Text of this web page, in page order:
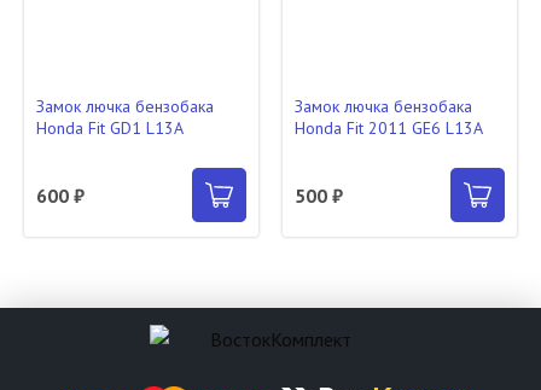
Замок лючка бензобака
Honda Fit GD1 L13A
600 ₽
Замок лючка бензобака
Honda Fit 2011 GE6 L13A
500 ₽